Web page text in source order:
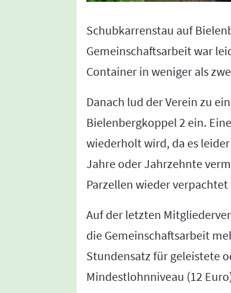
Schubkarrenstau auf
Gemeinschaftsarbeit war
Container in weniger als
Danach lud der Verein zu
Bielenbergkoppel 2 ein.
wiederholt wird, da es
Jahre oder Jahrzehnte
Parzellen wieder verpachtet
Auf der letzten
die Gemeinschaftsarbeit
Stundensatz für geleistete
Mindestlohnniveau (12